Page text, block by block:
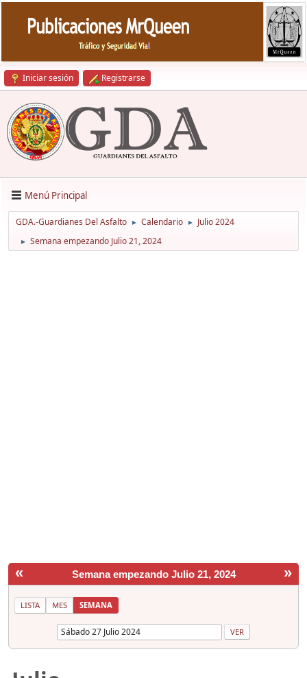
Iniciar sesión Registrarse
Menú Principal
GDA.-Guardianes Del Asfalto ► Calendario ► Julio 2024
► Semana empezando Julio 21, 2024
« »
Semana empezando Julio 21, 2024
LISTA MES SEMANA